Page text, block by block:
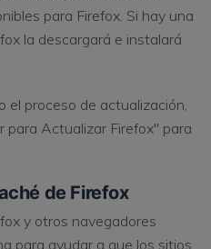
para Firefox. Si hay una
la descargará e instalará
el proceso de actualización,
para Actualizar Firefox" para
de Firefox
y otros navegadores
para ayudar a que los sitios